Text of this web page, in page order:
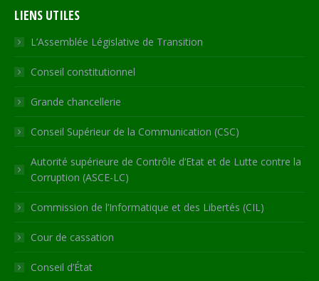
opens
in
new
window
opens
in
new
window
opens
in
new
window
in
new
window
opens
in
new
LIENS UTILES
L’Assemblée Législative de Transition
Conseil constitutionnel
Grande chancellerie
Conseil Supérieur de la Communication (CSC)
Autorité supérieure de Contrôle d’Etat et de Lutte contre la
Corruption (ASCE-LC)
Commission de l’Informatique et des Libertés (CIL)
Cour de cassation
Conseil d’État